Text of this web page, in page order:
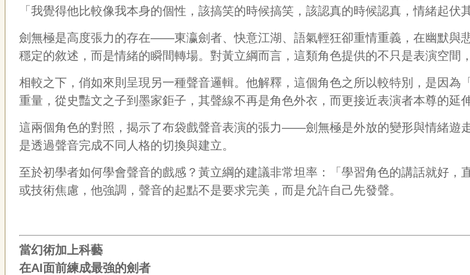
「我覺得他比較像我本身的個性，該搞笑的時候搞笑，該認真的時候認真，情緒起伏
劍無極是高度張力的存在——東瀛劍者、快意江湖、語氣輕狂卻重情重義，在幽默與
穩定的敘述，而是情緒的瞬間轉場。對黃立綱而言，這類角色提供的不只是表演空間
相較之下，俏如來則呈現另一種聲音邏輯。他解釋，這個角色之所以較特別，是因
重量，從史豔文之子到墨家鉅子，其聲線不再是角色外衣，而更接近表演者本尊的延伸
這兩個角色的對照，揭示了布袋戲聲音表演的張力——劍無極是外放的變形與情緒遊
是透過聲音完成不同人格的切換與建立。
至於初學者如何學會聲音的戲感？黃立綱的建議非常坦率：「學習角色的講話就好
或技術焦慮，他強調，聲音的起點不是要求完美，而是允許自己先發聲。
當幻術加上科藝
在AI面前練成最強的劍者